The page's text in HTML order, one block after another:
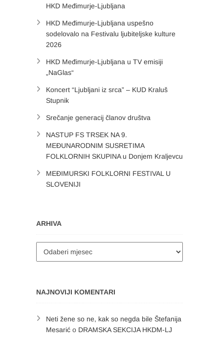
HKD Međimurje-Ljubljana
HKD Međimurje-Ljubljana uspešno
sodelovalo na Festivalu ljubiteljske kulture
2026
HKD Međimurje-Ljubljana u TV emisiji
„NaGlas“
Koncert “Ljubljani iz srca” – KUD Kraluš
Stupnik
Srečanje generacij članov društva
NASTUP FS TRSEK NA 9.
MEĐUNARODNIM SUSRETIMA
FOLKLORNIH SKUPINA u Donjem Kraljevcu
MEĐIMURSKI FOLKLORNI FESTIVAL U
SLOVENIJI
ARHIVA
NAJNOVIJI KOMENTARI
Neti žene so ne, kak so negda bile Štefanija
Mesarić o DRAMSKA SEKCIJA HKDM-LJ